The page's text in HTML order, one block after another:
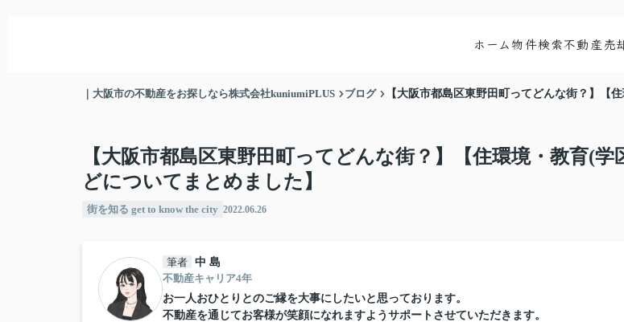
ホーム物件検索不動産売
｜大阪市の不動産をお探しなら株式会社kuniumiPLUS ブログ 【大阪市都島区東野田町ってどんな街？】【
【大阪市都島区東野田町ってどんな街？】【住環境・教育(学
どについてまとめました】
街を知る get to know the city 2022.06.26
筆者 中 島
不動産キャリア4年
お一人おひとりとのご縁を大事にしたいと思っております。
不動産を通じてお客様が笑顔になれますようサポートさせていただきます。